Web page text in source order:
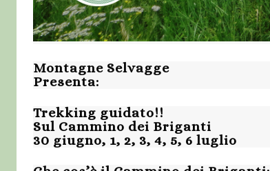
Montagne Selvagge
Presenta:
Trekking guidato!!
Sul Cammino dei Briganti
30 giugno, 1, 2, 3, 4, 5, 6 luglio